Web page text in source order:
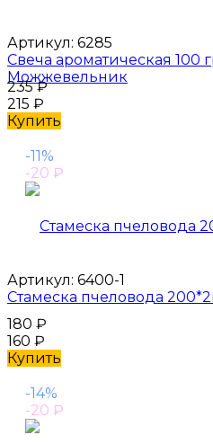
Артикул: 6285
Свеча ароматическая 100
Можжевельник
235₽
215 ₽
Купить
-11%
-20 ₽
Артикул: 6400-1
Стамеска пчеловода
180 ₽
160 ₽
Купить
-14%
-20 ₽